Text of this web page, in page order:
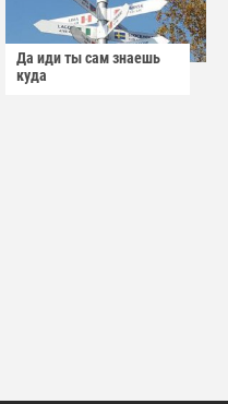
Да иди ты сам знаешь
куда